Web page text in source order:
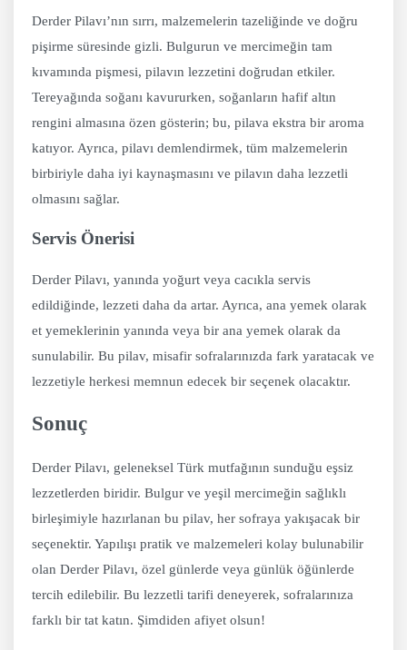
Derder Pilavı’nın sırrı, malzemelerin tazeliğinde ve doğru
pişirme süresinde gizli. Bulgurun ve mercimeğin tam
kıvamında pişmesi, pilavın lezzetini doğrudan etkiler.
Tereyağında soğanı kavururken, soğanların hafif altın
rengini almasına özen gösterin; bu, pilava ekstra bir aroma
katıyor. Ayrıca, pilavı demlendirmek, tüm malzemelerin
birbiriyle daha iyi kaynaşmasını ve pilavın daha lezzetli
olmasını sağlar.
Servis Önerisi
Derder Pilavı, yanında yoğurt veya cacıkla servis
edildiğinde, lezzeti daha da artar. Ayrıca, ana yemek olarak
et yemeklerinin yanında veya bir ana yemek olarak da
sunulabilir. Bu pilav, misafir sofralarınızda fark yaratacak ve
lezzetiyle herkesi memnun edecek bir seçenek olacaktır.
Sonuç
Derder Pilavı, geleneksel Türk mutfağının sunduğu eşsiz
lezzetlerden biridir. Bulgur ve yeşil mercimeğin sağlıklı
birleşimiyle hazırlanan bu pilav, her sofraya yakışacak bir
seçenektir. Yapılışı pratik ve malzemeleri kolay bulunabilir
olan Derder Pilavı, özel günlerde veya günlük öğünlerde
tercih edilebilir. Bu lezzetli tarifi deneyerek, sofralarınıza
farklı bir tat katın. Şimdiden afiyet olsun!